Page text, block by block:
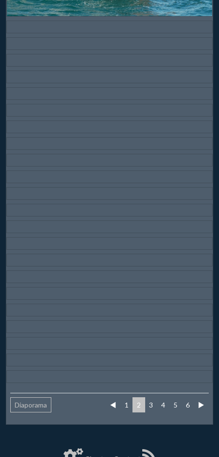
Diaporama ◄ 1 2 3 4 5 6 ►